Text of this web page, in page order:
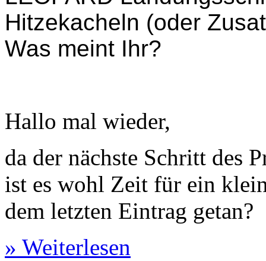
Hitzekacheln (oder
Was meint Ihr?
Hallo mal wieder,
da der nächste Schritt des
ist es wohl Zeit für ein
dem letzten Eintrag getan?
» Weiterlesen